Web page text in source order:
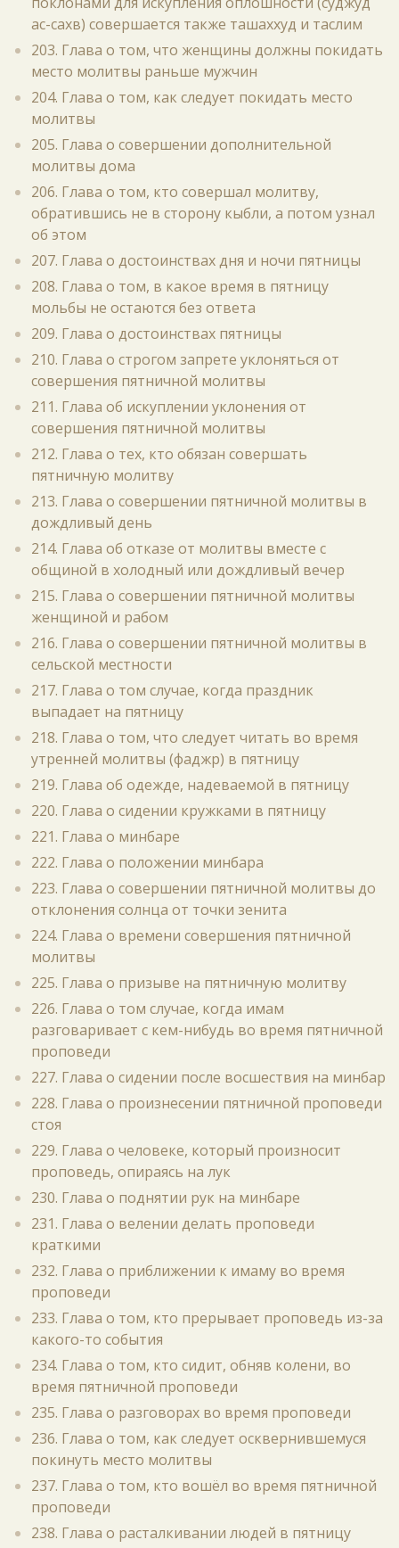
ас-сахв) совершается также ташаххуд и таслим
203. Глава о том, что женщины должны покидать
место молитвы раньше мужчин
204. Глава о том, как следует покидать место
молитвы
205. Глава о совершении дополнительной
молитвы дома
206. Глава о том, кто совершал молитву,
обратившись не в сторону кыбли, а потом узнал
об этом
207. Глава о достоинствах дня и ночи пятницы
208. Глава о том, в какое время в пятницу
мольбы не остаются без ответа
209. Глава о достоинствах пятницы
210. Глава о строгом запрете уклоняться от
совершения пятничной молитвы
211. Глава об искуплении уклонения от
совершения пятничной молитвы
212. Глава о тех, кто обязан совершать
пятничную молитву
213. Глава о совершении пятничной молитвы в
дождливый день
214. Глава об отказе от молитвы вместе с
общиной в холодный или дождливый вечер
215. Глава о совершении пятничной молитвы
женщиной и рабом
216. Глава о совершении пятничной молитвы в
сельской местности
217. Глава о том случае, когда праздник
выпадает на пятницу
218. Глава о том, что следует читать во время
утренней молитвы (фаджр) в пятницу
219. Глава об одежде, надеваемой в пятницу
220. Глава о сидении кружками в пятницу
221. Глава о минбаре
222. Глава о положении минбара
223. Глава о совершении пятничной молитвы до
отклонения солнца от точки зенита
224. Глава о времени совершения пятничной
молитвы
225. Глава о призыве на пятничную молитву
226. Глава о том случае, когда имам
разговаривает с кем-нибудь во время пятничной
проповеди
227. Глава о сидении после восшествия на минбар
228. Глава о произнесении пятничной проповеди
стоя
229. Глава о человеке, который произносит
проповедь, опираясь на лук
230. Глава о поднятии рук на минбаре
231. Глава о велении делать проповеди
краткими
232. Глава о приближении к имаму во время
проповеди
233. Глава о том, кто прерывает проповедь из-за
какого-то события
234. Глава о том, кто сидит, обняв колени, во
время пятничной проповеди
235. Глава о разговорах во время проповеди
236. Глава о том, как следует осквернившемуся
покинуть место молитвы
237. Глава о том, кто вошёл во время пятничной
проповеди
238. Глава о расталкивании людей в пятницу